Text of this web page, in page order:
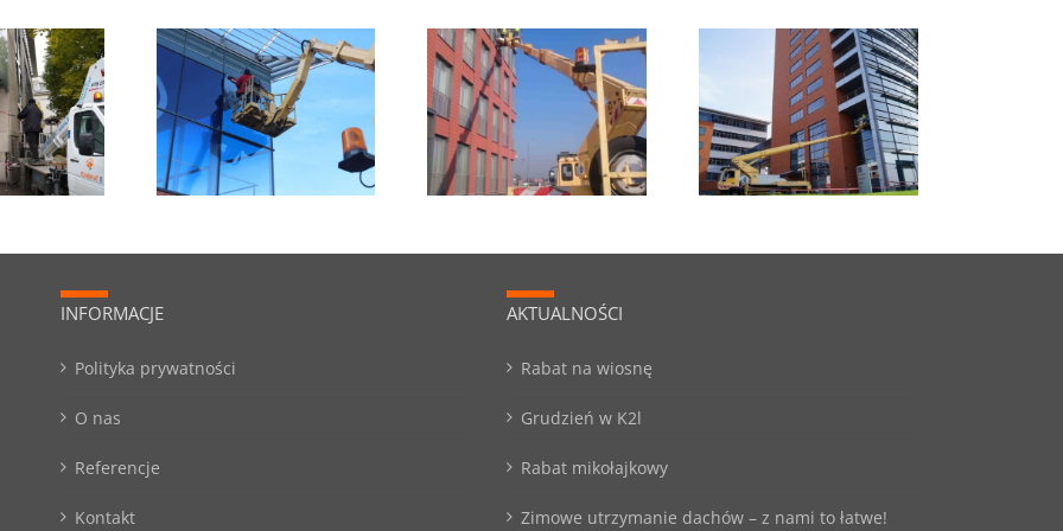
na szyby folii
UV
Wynajem podnośnika
do mycia okien
Mycie okien
INFORMACJE
Polityka prywatności
O nas
Referencje
Kontakt
AKTUALNOŚCI
Rabat na wiosnę
Grudzień w K2l
Rabat mikołajkowy
Zimowe utrzymanie dachów – z nami to łatwe!